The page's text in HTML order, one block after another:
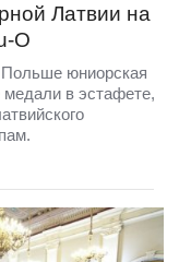
Латвии на
O
юниорская
медали в эстафете,